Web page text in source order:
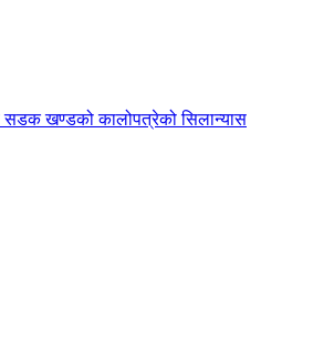
सडक खण्डको कालोपत्रेको सिलान्यास